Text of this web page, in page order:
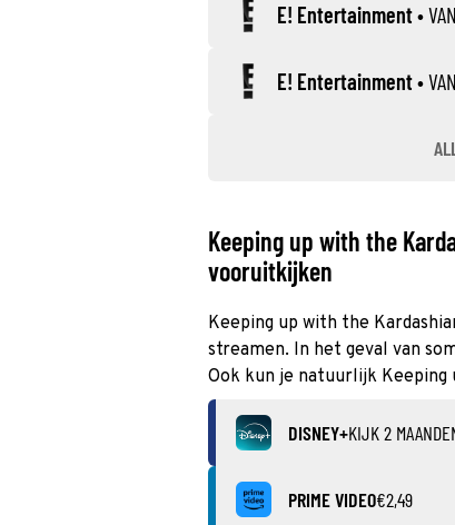
E! Entertainment•
E! Entertainment•
Keeping up with the
vooruitkijken
Keeping up with the
streamen. In het geval van
Ook kun je natuurlijk Keeping
DISNEY+KIJK 2
PRIME VIDEO€2,49